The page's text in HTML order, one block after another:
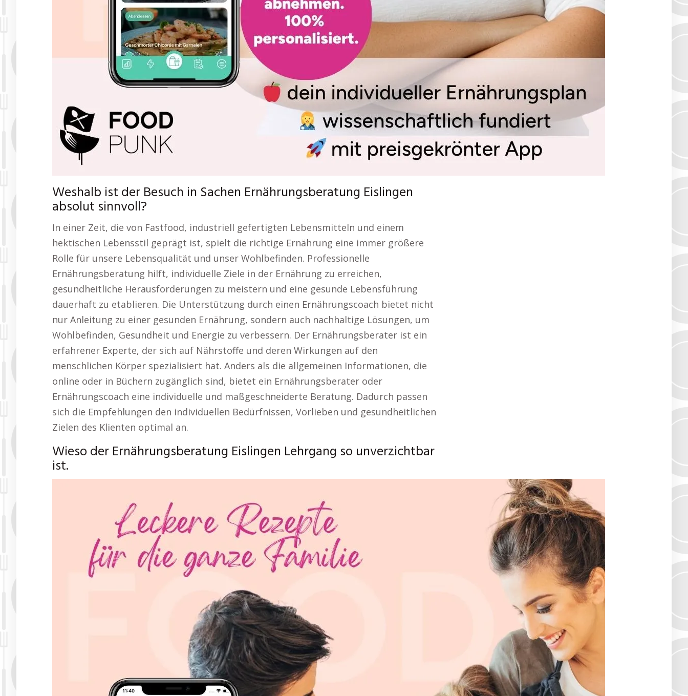
Weshalb ist der Besuch in Sachen Ernährungsberatung Eislingen
absolut sinnvoll?
In einer Zeit, die von Fastfood, industriell gefertigten Lebensmitteln und einem
hektischen Lebensstil geprägt ist, spielt die richtige Ernährung eine immer größere
Rolle für unsere Lebensqualität und unser Wohlbefinden. Professionelle
Ernährungsberatung hilft, individuelle Ziele in der Ernährung zu erreichen,
gesundheitliche Herausforderungen zu meistern und eine gesunde Lebensführung
dauerhaft zu etablieren. Die Unterstützung durch einen Ernährungscoach bietet nicht
nur Anleitung zu einer gesunden Ernährung, sondern auch nachhaltige Lösungen, um
Wohlbefinden, Gesundheit und Energie zu verbessern. Der Ernährungsberater ist ein
erfahrener Experte, der sich auf Nährstoffe und deren Wirkungen auf den
menschlichen Körper spezialisiert hat. Anders als die allgemeinen Informationen, die
online oder in Büchern zugänglich sind, bietet ein Ernährungsberater oder
Ernährungscoach eine individuelle und maßgeschneiderte Beratung. Dadurch passen
sich die Empfehlungen den individuellen Bedürfnissen, Vorlieben und gesundheitlichen
Zielen des Klienten optimal an.
Wieso der Ernährungsberatung Eislingen Lehrgang so unverzichtbar
ist.